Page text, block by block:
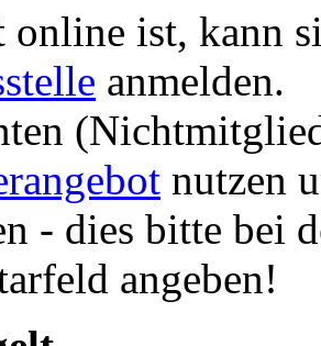
online ist, kann
anmelden.
nutzen
- dies bitte bei
angeben!